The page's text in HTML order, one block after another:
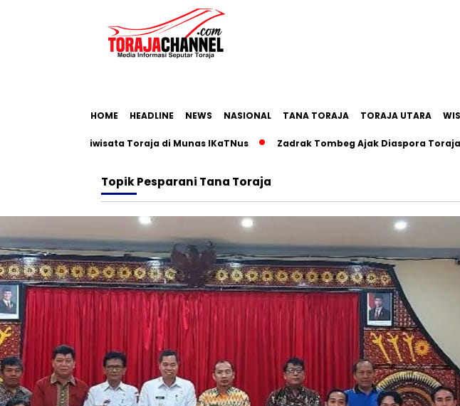
HOME HEADLINE NEWS NASIONAL TANA TORAJA TORAJA UTARA
Pariwisata Toraja di Munas IKaTNus Zadrak Tombeg Ajak Diaspora Toraja Bermimpi
TopikPesparani Tana Toraja